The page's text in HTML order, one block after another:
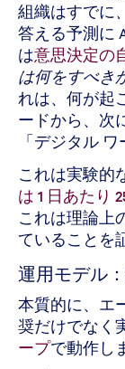
組織はすでに
答える予測に
は意思決定の
は何をすべき
れは、何が起
ードから、次
「デジタル
これは実験的
は 1 日あたり
これは理論上
ていることを
運用モデル
本質的に、エ
奨だけでなく
ープで動作し